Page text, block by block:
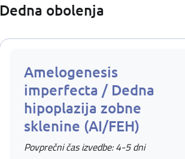
Dedna obolenja
Amelogenesis
imperfecta / Dedna
hipoplazija zobne
sklenine (AI/FEH)
Povprečni čas izvedbe: 4-5 dni